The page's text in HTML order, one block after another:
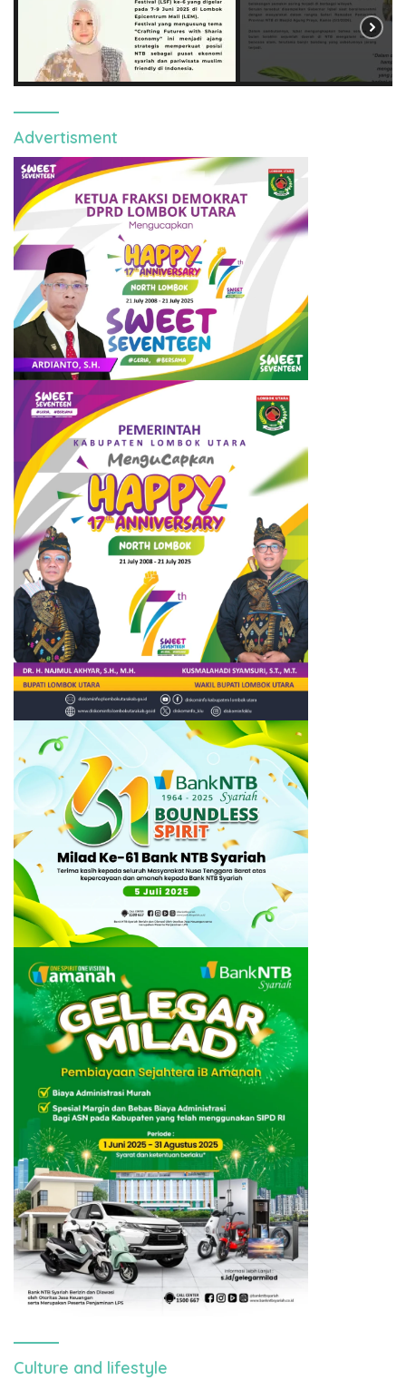
Advertisment
Culture and lifestyle